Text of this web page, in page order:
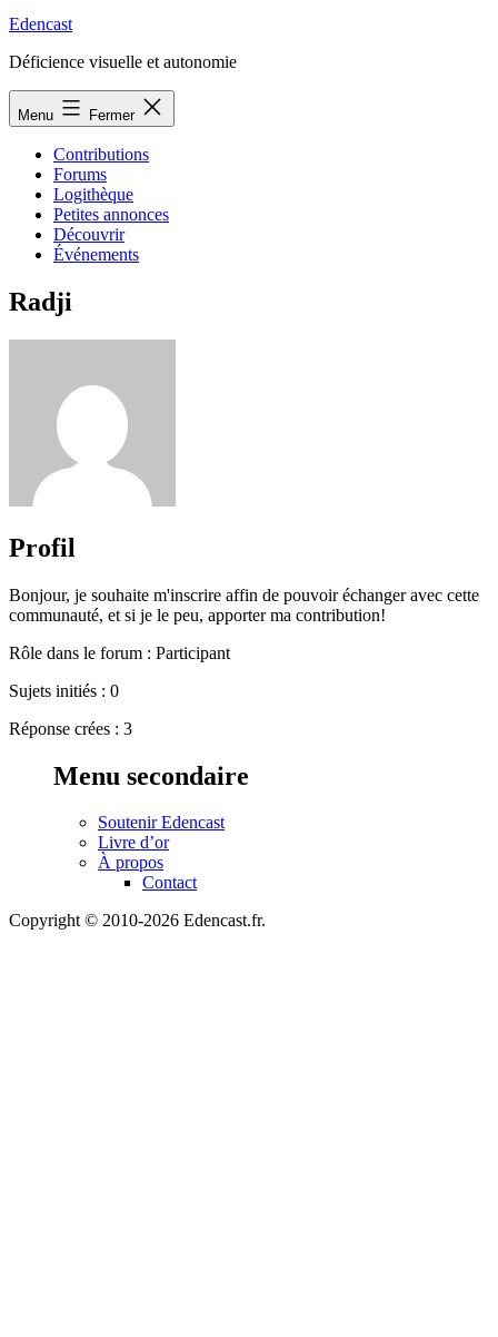
Edencast
Déficience visuelle et autonomie
Menu Fermer
Contributions
Forums
Logithèque
Petites annonces
Découvrir
Événements
Radji
Profil
Bonjour, je souhaite m'inscrire affin de pouvoir échanger avec cette
communauté, et si je le peu, apporter ma contribution!
Rôle dans le forum : Participant
Sujets initiés : 0
Réponse crées : 3
Menu secondaire
Soutenir Edencast
Livre d’or
À propos
Contact
Copyright © 2010-2026 Edencast.fr.